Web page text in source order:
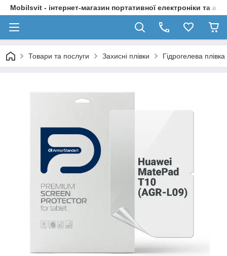
Mobilsvit - інтернет-магазин портативної електроніки та
Товари та послуги Захисні плівки Гідрогелева